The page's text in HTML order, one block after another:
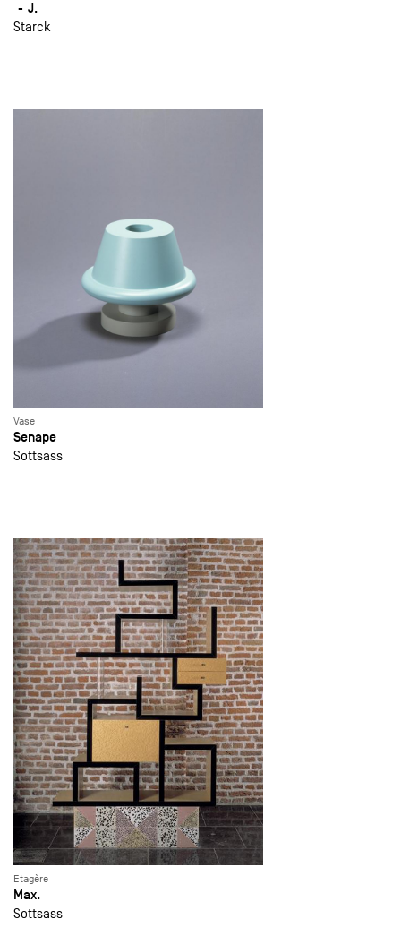
J.
Starck
Vase
Senape
Sottsass
Etagère
Max.
Sottsass